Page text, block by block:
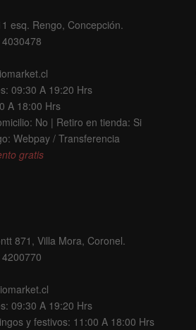
esq. Rengo, Concepción.
09:30 A 19:20 Hrs
A 18:00 Hrs
No | Retiro en tienda: Si
Webpay / Transferencia
gratis
871, Villa Mora, Coronel.
09:30 A 19:20 Hrs
y festivos: 11:00 A 18:00 Hrs